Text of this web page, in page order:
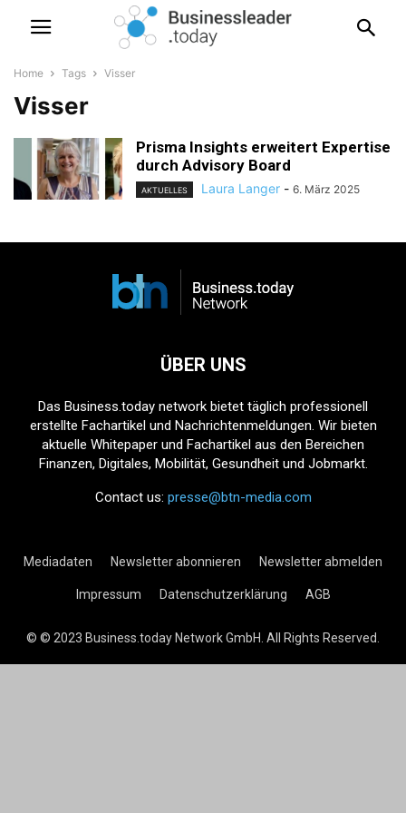
Home Tags Visser
Visser
Prisma Insights erweitert Expertise
durch Advisory Board
AKTUELLES Laura Langer - 6. März 2025
ÜBER UNS
Das Business.today network bietet täglich professionell
erstellte Fachartikel und Nachrichtenmeldungen. Wir bieten
aktuelle Whitepaper und Fachartikel aus den Bereichen
Finanzen, Digitales, Mobilität, Gesundheit und Jobmarkt.
Contact us: presse@btn-media.com
Mediadaten Newsletter abonnieren Newsletter abmelden
Impressum Datenschutzerklärung AGB
© © 2023 Business.today Network GmbH. All Rights Reserved.